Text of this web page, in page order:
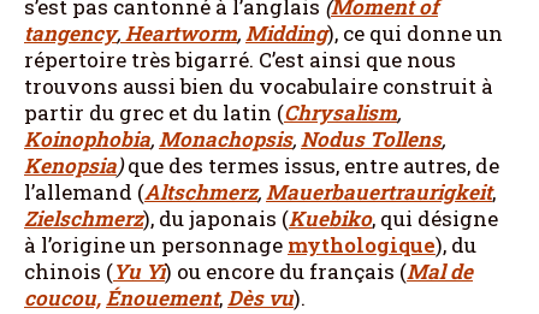
s’est pas cantonné à l’anglais (Moment of
tangency,Heartworm,Midding), ce qui donne un
répertoire très bigarré. C’est ainsi que nous
trouvons aussi bien du vocabulaire construit à
partir du grec et du latin (Chrysalism,
Koinophobia,Monachopsis,Nodus Tollens,
Kenopsia)que des termes issus, entre autres, de
l’allemand (Altschmerz,Mauerbauertraurigkeit,
Zielschmerz), du japonais (Kuebiko, qui désigne
à l’origine un personnage mythologique), du
chinois (Yu Yi) ou encore du français (Mal de
coucou,Énouement,Dès vu).